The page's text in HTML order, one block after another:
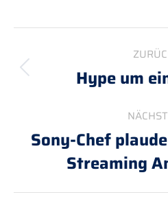
Hype um
Sony-Chef
Streaming